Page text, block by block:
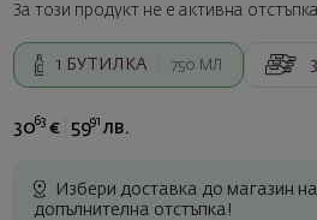
За този продукт не е активна
1 БУТИЛКА 750 МЛ 3
3063 € 5991 лв.
Избери доставка до магазин
допълнителна отстъпка!